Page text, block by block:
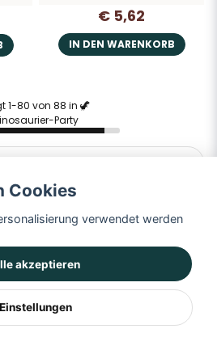
€ 5,62
IN DEN WARENKORB
1-80 von 88 in 🦖
Party
Nästa »
Cookies
verwendet werden
akzeptieren
Einstellungen